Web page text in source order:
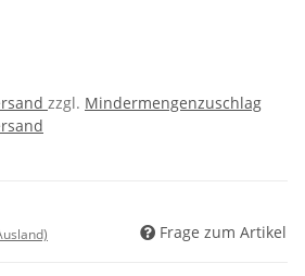
zzgl. Mindermengenzuschlag
Frage zum Artikel